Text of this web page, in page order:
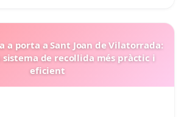
a porta a Sant Joan de Vilatorrada:
de recollida més pràctic i
eficient